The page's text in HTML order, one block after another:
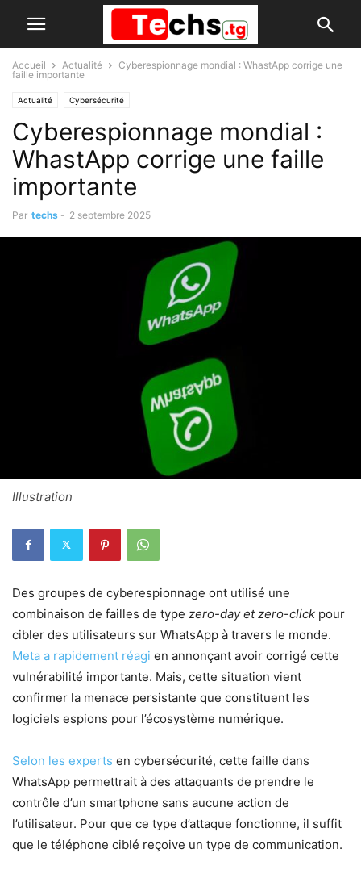
Accueil Actualité
Cyberespionnage mondial : WhastApp corrige une
faille importante
Actualité Cybersécurité
Cyberespionnage mondial :
WhastApp corrige une faille
importante
Par techs - 2 septembre 2025
Illustration
Des groupes de cyberespionnage ont utilisé une
combinaison de failles de type zero-day et zero-click pour
cibler des utilisateurs sur WhatsApp à travers le monde.
Meta a rapidement réagi en annonçant avoir corrigé cette
vulnérabilité importante. Mais, cette situation vient
confirmer la menace persistante que constituent les
logiciels espions pour l’écosystème numérique.
Selon les experts en cybersécurité, cette faille dans
WhatsApp permettrait à des attaquants de prendre le
contrôle d’un smartphone sans aucune action de
l’utilisateur. Pour que ce type d’attaque fonctionne, il suffit
que le téléphone ciblé reçoive un type de communication.